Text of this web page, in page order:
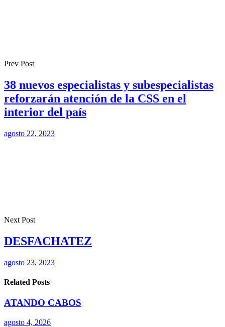
Prev Post
38 nuevos especialistas y subespecialistas
reforzarán atención de la CSS en el
interior del país
agosto 22, 2023
Next Post
DESFACHATEZ
agosto 23, 2023
Related Posts
ATANDO CABOS
agosto 4, 2026